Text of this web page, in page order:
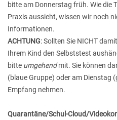
bitte am Donnerstag früh. Wie die
Praxis aussieht, wissen wir noch
Informationen.
ACHTUNG: Sollten Sie NICHT
Ihrem Kind den Selbststest
bitte umgehendmit. Sie können
(blaue Gruppe) oder am Dienstag
Empfang nehmen.
Quarantäne/Schul-Cloud/Videoko